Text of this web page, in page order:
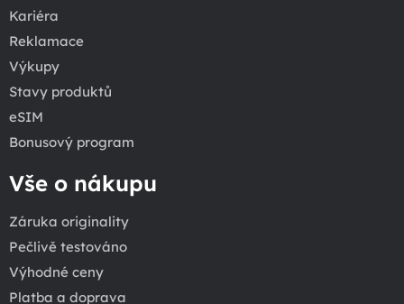
Kariéra
Reklamace
Výkupy
Stavy produktů
eSIM
Bonusový program
Vše o nákupu
Záruka originality
Pečlivě testováno
Výhodné ceny
Platba a doprava